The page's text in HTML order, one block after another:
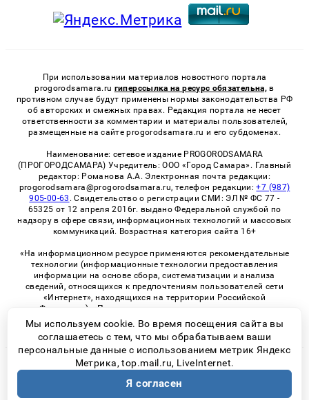
При использовании материалов новостного портала
progorodsamara.ru гиперссылка на ресурс обязательна, в
противном случае будут применены нормы законодательства РФ
об авторских и смежных правах. Редакция портала не несет
ответственности за комментарии и материалы пользователей,
размещенные на сайте progorodsamara.ru и его субдоменах.
Наименование: сетевое издание PROGORODSAMARA
(ПРОГОРОДСАМАРА) Учредитель: ООО «Город Самара». Главный
редактор: Романова А.А. Электронная почта редакции:
progorodsamara@progorodsamara.ru, телефон редакции:+7 (987)
905-00-63 . Свидетельство о регистрации СМИ: ЭЛ № ФС 77 -
65325 от 12 апреля 2016г. выдано Федеральной службой по
надзору в сфере связи, информационных технологий и массовых
коммуникаций. Возрастная категория сайта 16+
«На информационном ресурсе применяются рекомендательные
технологии (информационные технологии предоставления
информации на основе сбора, систематизации и анализа
сведений, относящихся к предпочтениям пользователей сети
«Интернет», находящихся на территории Российской
Федерации)». Правила применения рекомендательных
технологий в виджетах рекламно-обменной сети
«СМИ2» (PDF)
© 2026 «ProGorodSamara» | Все права защищены
Возрастная категория сайта 16+
Мы используем cookie. Во время посещения сайта вы
соглашаетесь с тем, что мы обрабатываем ваши
персональные данные с использованием метрик Яндекс
Метрика, top.mail.ru, LiveInternet.
Я согласен